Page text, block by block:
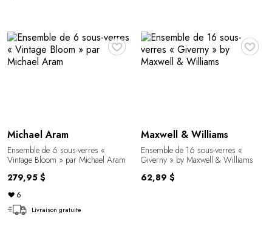
♥
Michael Aram
Ensemble de 6 sous-verres «
Vintage Bloom » par Michael Aram
279,95 $
6
Livraison gratuite
♥
Maxwell & Williams
Ensemble de 16 sous-verres «
Giverny » by Maxwell & Williams
62,89 $